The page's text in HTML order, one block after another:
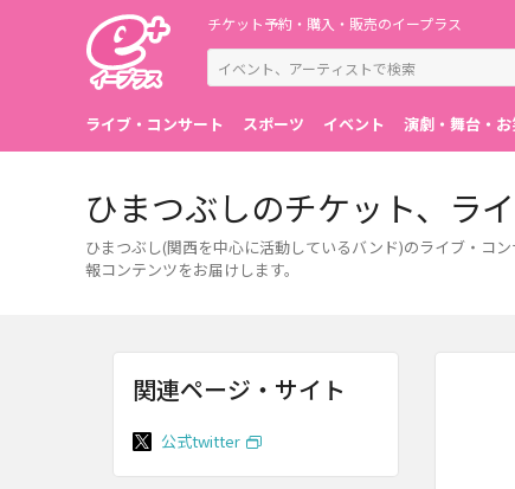
チケット予約・購入・販売のイープラス
ライブ・コンサート スポーツ イベント 演劇・舞台・お
ひまつぶしのチケット、ラ
ひまつぶし(関西を中心に活動しているバンド)のライブ・コ
報コンテンツをお届けします。
関連ページ・サイト
公式twitter